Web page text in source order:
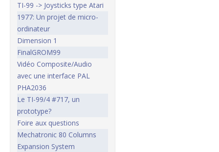
TI-99 -> Joysticks type Atari
1977: Un projet de micro-
ordinateur
Dimension 1
FinalGROM99
Vidéo Composite/Audio
avec une interface PAL
PHA2036
Le TI-99/4 #717, un
prototype?
Foire aux questions
Mechatronic 80 Columns
Expansion System